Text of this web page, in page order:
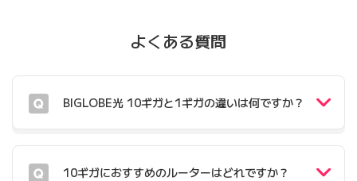
よくある質問
BIGLOBE光 10ギガと1ギガの違いは何ですか？
10ギガにおすすめのルーターはどれですか？